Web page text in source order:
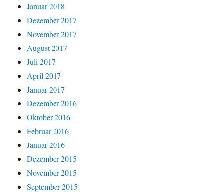
Januar 2018
Dezember 2017
November 2017
August 2017
Juli 2017
April 2017
Januar 2017
Dezember 2016
Oktober 2016
Februar 2016
Januar 2016
Dezember 2015
November 2015
September 2015